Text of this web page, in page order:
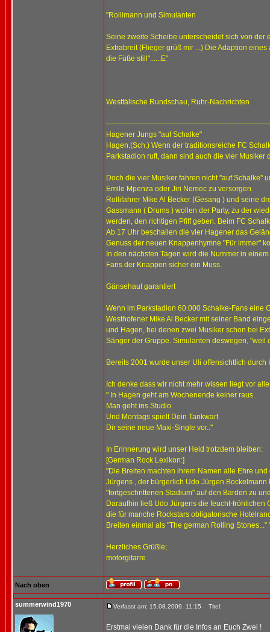
"Rollimann und Simulanten
Seine zweite Scheibe unterscheidet sich von
Extrabreit (Flieger grüß mir ...) Die Adaption
die Füße still"......E"
Westfälische Rundschau, Ruhr-Nachrichten
Hagener Jungs "auf Schalke"
Hagen.(Sch.) Wenn der traditionsreiche FC
Parkstadion ruft, dann sind auch die vier
Doch die vier Musiker fahren nicht "auf Schalke"
Emile Mpenza oder Jiri Nemec zu versorgen.
Rollifahrer Mike Al Becker (Gesang ) und seine
Gassmann ( Drums ) wollen der Party, zu der
werden, den richtigen Pfiff geben. Beim FC
Ab 17 Uhr beschallen die vier Hagener das
Genuss der neuen Knappenhymne "Für immer"
In den nächsten Tagen wird die Nummer in
Fans der Knappen sicher ein Muss.
Gänsehaut garantiert
Wenn im Parkstadion 60.000 Schalke-Fans eine
Westhofener Mike Al Becker mit seiner Band
und Hagen, bei denen zwei Musiker schon bei
Sänger der Gruppe. Simulanten deswegen, "weil
Bereits 2001 wurde unser Uli offensichtlich durch
Ich denke dass wir nicht mehr wissen liegt vor
" In Hagen geht am Wochenende keiner raus.
Man geht ins Studio.
Und Montags spielt Dein Tankwart
Dir seine neue Maxi-Single vor.."
In Erinnerung wird unser Held trotzdem bleiben:
[German Rock Lexikon:]
"Die Breiten machten ihrem Namen alle Ehre
Jürgens , der bürgerlich Udo Jürgen
"fortgeschrittenen Stadium" auf den Barden zu
Daraufhin ließ Udo Jürgens die feucht-fröhlichen
die für manche Rockstars obligatorische
Breiten einmal als "The german Rolling Stones...”
Herzliches Grüßle;
motorgitarre
Nach oben
summerwind1970 Verfasst am: 15.08.2009, 11:15 Titel:
Erstmal vielen Dank für die Infos an Euch Zwei !